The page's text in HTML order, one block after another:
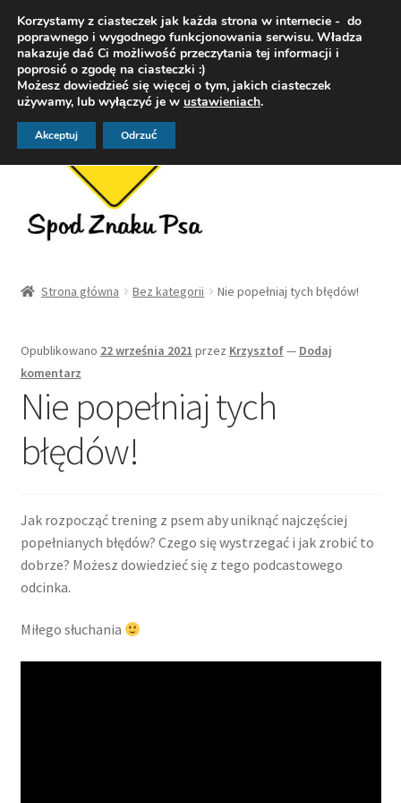
Przejdź
do
nawigacji
Przejdź
do
treści
Menu
DogoFoty – fotografia zwierząt
Blog
Czekan. Najważniejsze zawody w życiu.
3 lutego, 2024
Strona główna Bez kategorii Nie popełniaj tych błędów!
Opublikowano 22 września 2021 przez Krzysztof— Dodaj
komentarz
Nie popełniaj tych
błędów!
Jak rozpocząć trening z psem aby uniknąć najczęściej
popełnianych błędów? Czego się wystrzegać i jak zrobić to
dobrze? Możesz dowiedzieć się z tego podcastowego
odcinka.
Miłego słuchania
Korzystamy z ciasteczek jak każda strona w internecie - do
poprawnego i wygodnego funkcjonowania serwisu. Władza
nakazuje dać Ci możliwość przeczytania tej informacji i
poprosić o zgodę na ciasteczki :)
Możesz dowiedzieć się więcej o tym, jakich ciasteczek
używamy, lub wyłączyć je w ustawieniach.
Akceptuj Odrzuć